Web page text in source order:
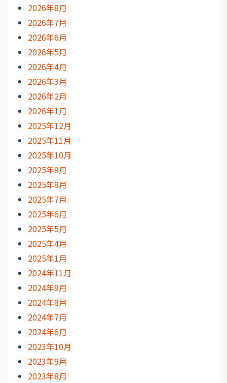
2026年8月
2026年7月
2026年6月
2026年5月
2026年4月
2026年3月
2026年2月
2026年1月
2025年12月
2025年11月
2025年10月
2025年9月
2025年8月
2025年7月
2025年6月
2025年5月
2025年4月
2025年1月
2024年11月
2024年9月
2024年8月
2024年7月
2024年6月
2023年10月
2023年9月
2023年8月